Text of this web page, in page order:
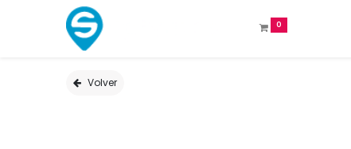
0
Volver